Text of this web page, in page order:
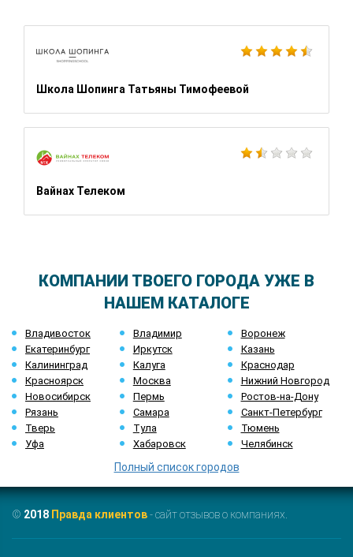
Школа Шопинга Татьяны Тимофеевой
Вайнах Телеком
КОМПАНИИ ТВОЕГО ГОРОДА УЖЕ В
НАШЕМ КАТАЛОГЕ
Владивосток Владимир
Воронеж
Екатеринбург
Иркутск
Казань
Калининград
Калуга
Краснодар
Красноярск
Москва
Нижний Новгород
Новосибирск
Пермь
Ростов-на-Дону
Рязань
Самара
Санкт-Петербург
Тверь
Тула
Тюмень
Уфа
Хабаровск Челябинск
Полный список городов
© 2018 Правда клиентов- сайт отзывов о компаниях.